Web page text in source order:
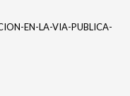
EN-LA-VIA-PUBLICA-